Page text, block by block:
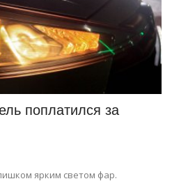
поплатился за
ярким светом фар.